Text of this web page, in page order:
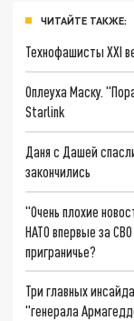
ЧИТАЙТЕ ТАКЖЕ:
Технофашисты XXI
Оплеуха Маску.
Starlink
Даня с Дашей
закончились
"Очень плохие
НАТО впервые за
приграничье?
Три главных
"генерала